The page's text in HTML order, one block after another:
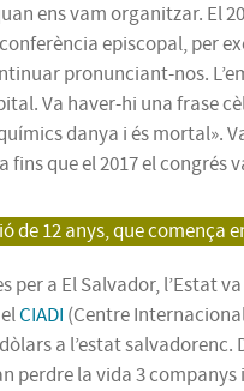
ens vam organitzar. El
episcopal, per
pronunciant-nos.
Va haver-hi una frase
danya i és mortal».
que el 2017 el congrés
de 12 anys, que comença
per a El Salvador,
CIADI (Centre
a l’estat
perdre la vida 3